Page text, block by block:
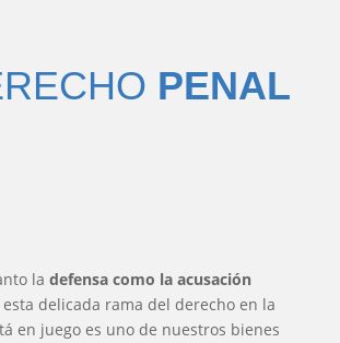
PENAL
la defensa como la acusación
esta delicada rama del derecho en la
en juego es uno de nuestros bienes